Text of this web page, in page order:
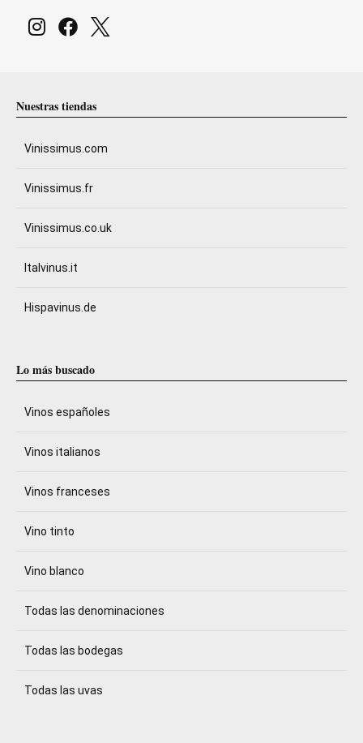
Nuestras tiendas
Vinissimus.com
Vinissimus.fr
Vinissimus.co.uk
Italvinus.it
Hispavinus.de
Lo más buscado
Vinos españoles
Vinos italianos
Vinos franceses
Vino tinto
Vino blanco
Todas las denominaciones
Todas las bodegas
Todas las uvas